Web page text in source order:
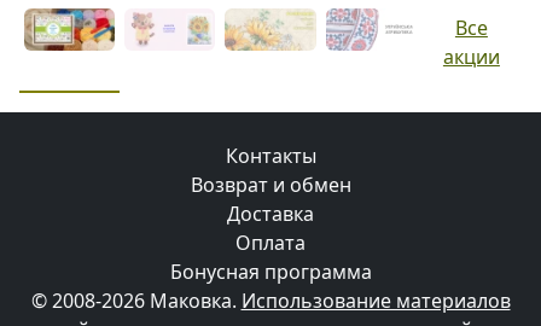
Все
акции
Контакты
Возврат и обмен
Доставка
Оплата
Бонусная программа
© 2008-2026 Маковка. Использование материалов